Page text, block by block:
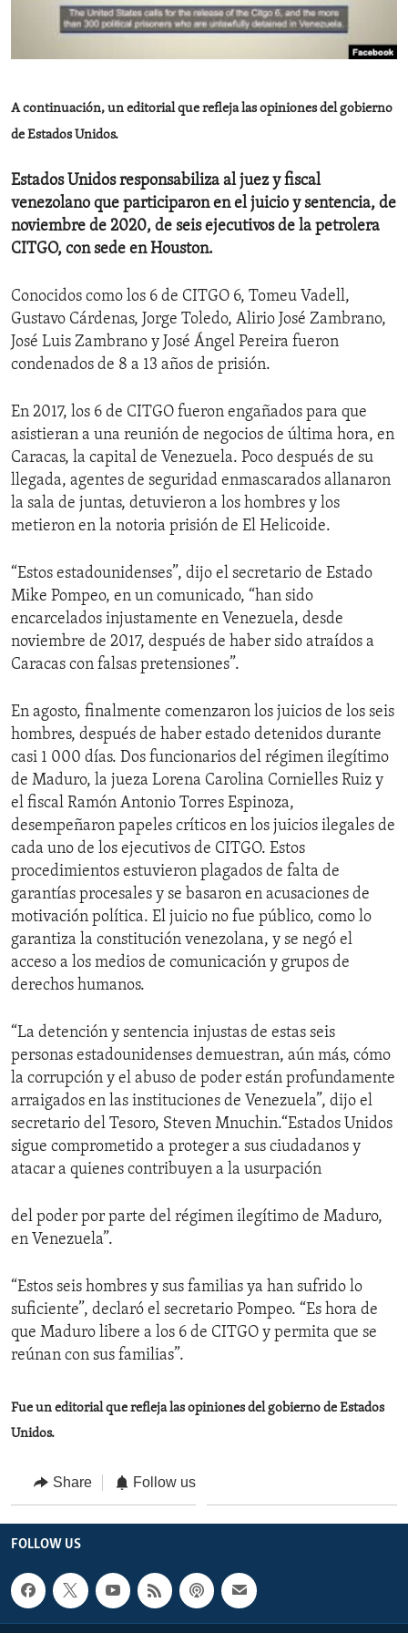
ENVIRONMENT AND HEALTH
A continuación, un editorial que refleja las opiniones del gobierno
de Estados Unidos.
Estados Unidos responsabiliza al juez y fiscal
venezolano que participaron en el juicio y sentencia, de
noviembre de 2020, de seis ejecutivos de la petrolera
CITGO, con sede en Houston.
Conocidos como los 6 de CITGO 6, Tomeu Vadell,
Gustavo Cárdenas, Jorge Toledo, Alirio José Zambrano,
José Luis Zambrano y José Ángel Pereira fueron
condenados de 8 a 13 años de prisión.
En 2017, los 6 de CITGO fueron engañados para que
asistieran a una reunión de negocios de última hora, en
Caracas, la capital de Venezuela. Poco después de su
llegada, agentes de seguridad enmascarados allanaron
la sala de juntas, detuvieron a los hombres y los
metieron en la notoria prisión de El Helicoide.
“Estos estadounidenses”, dijo el secretario de Estado
Mike Pompeo, en un comunicado, “han sido
encarcelados injustamente en Venezuela, desde
noviembre de 2017, después de haber sido atraídos a
Caracas con falsas pretensiones”.
En agosto, finalmente comenzaron los juicios de los seis
hombres, después de haber estado detenidos durante
casi 1 000 días. Dos funcionarios del régimen ilegítimo
de Maduro, la jueza Lorena Carolina Cornielles Ruiz y
el fiscal Ramón Antonio Torres Espinoza,
desempeñaron papeles críticos en los juicios ilegales de
cada uno de los ejecutivos de CITGO. Estos
procedimientos estuvieron plagados de falta de
garantías procesales y se basaron en acusaciones de
motivación política. El juicio no fue público, como lo
garantiza la constitución venezolana, y se negó el
acceso a los medios de comunicación y grupos de
derechos humanos.
“La detención y sentencia injustas de estas seis
personas estadounidenses demuestran, aún más, cómo
la corrupción y el abuso de poder están profundamente
arraigados en las instituciones de Venezuela”, dijo el
secretario del Tesoro, Steven Mnuchin.“Estados Unidos
sigue comprometido a proteger a sus ciudadanos y
atacar a quienes contribuyen a la usurpación
del poder por parte del régimen ilegítimo de Maduro,
en Venezuela”.
“Estos seis hombres y sus familias ya han sufrido lo
suficiente”, declaró el secretario Pompeo. “Es hora de
que Maduro libere a los 6 de CITGO y permita que se
reúnan con sus familias”.
Fue un editorial que refleja las opiniones del gobierno de Estados
Unidos.
Share Follow us
FOLLOW US